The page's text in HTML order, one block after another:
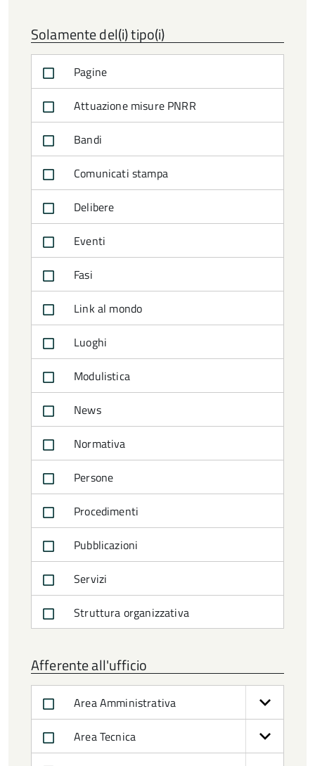
Solamente del(i) tipo(i)
Pagine
Attuazione misure PNRR
Bandi
Comunicati stampa
Delibere
Eventi
Fasi
Link al mondo
Luoghi
Modulistica
News
Normativa
Persone
Procedimenti
Pubblicazioni
Servizi
Struttura organizzativa
Afferente all'ufficio
Area Amministrativa
Area Tecnica